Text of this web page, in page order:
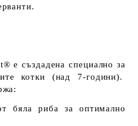
е създадена специално за
котки (над 7-години).
бяла риба за оптимално